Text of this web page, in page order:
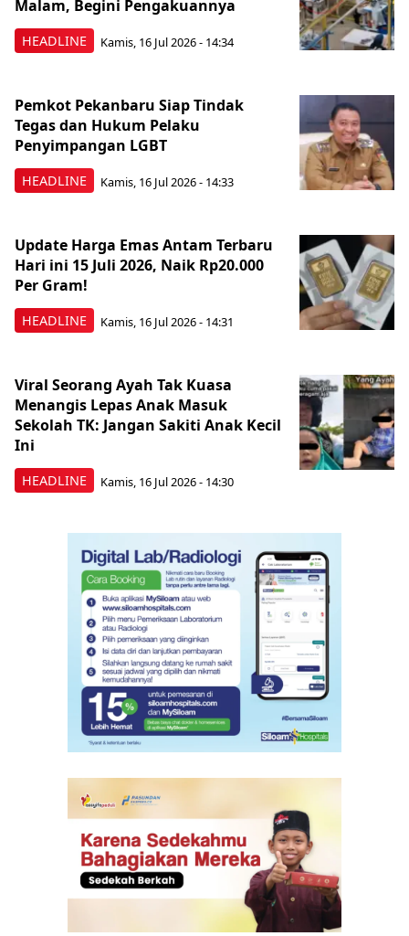
HEADLINE
Malam, Begini Pengakuannya
Kamis, 16 Jul 2026 - 14:34
HEADLINE
Pemkot Pekanbaru Siap Tindak
Tegas dan Hukum Pelaku
Penyimpangan LGBT
Kamis, 16 Jul 2026 - 14:33
HEADLINE
Update Harga Emas Antam Terbaru
Hari ini 15 Juli 2026, Naik Rp20.000
Per Gram!
Kamis, 16 Jul 2026 - 14:31
HEADLINE
Viral Seorang Ayah Tak Kuasa
Menangis Lepas Anak Masuk
Sekolah TK: Jangan Sakiti Anak Kecil
Ini
Kamis, 16 Jul 2026 - 14:30